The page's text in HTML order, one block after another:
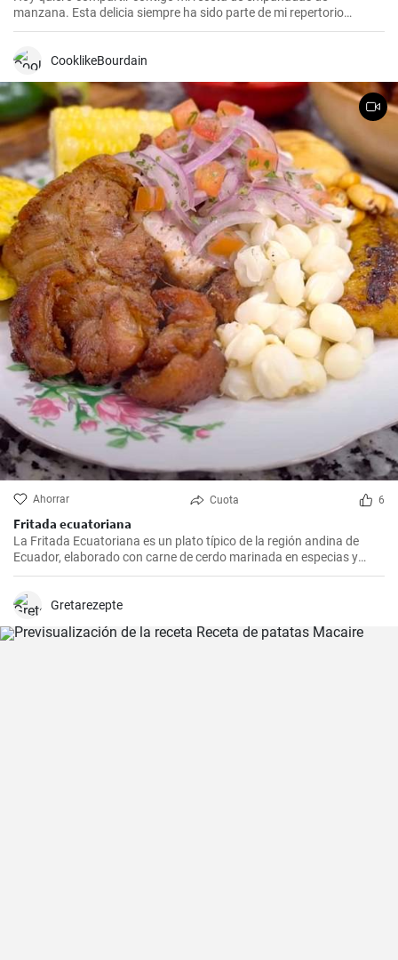
manzana. Esta delicia siempre ha sido parte de mi repertorio
culinario. Me gusta hacerlas en epocas de frio para endulzar el
hacerte feliz. Es un postre que nunca falla en las reuniones
disfrutes tanto como yo.
CooklikeBourdain
Ahorrar Cuota 6
Fritada ecuatoriana
La Fritada Ecuatoriana es un plato típico de la región andina de
Ecuador, elaborado con carne de cerdo marinada en especias y
cocinada a fuego lento en una olla con agua hasta que quede suave
Gretarezepte